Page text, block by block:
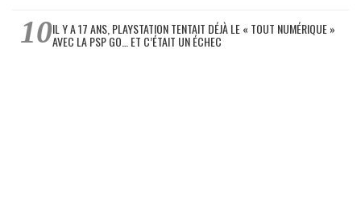
IL Y A 17 ANS, PLAYSTATION TENTAIT DÉJÀ LE « TOUT NUMÉRIQUE »
AVEC LA PSP GO… ET C’ÉTAIT UN ÉCHEC